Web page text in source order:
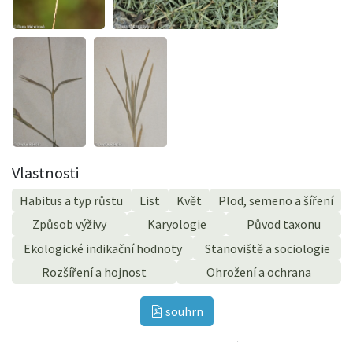
Vlastnosti
Habitus a typ růstu List Květ
Plod, semeno a šíření
Způsob výživy
Karyologie
Původ taxonu
Ekologické indikační hodnoty
Stanoviště a sociologie
Rozšíření a hojnost
Ohrožení a ochrana
souhrn